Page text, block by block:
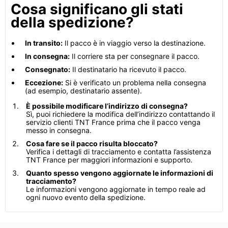
Cosa significano gli stati
della spedizione?
In transito: Il pacco è in viaggio verso la destinazione.
In consegna: Il corriere sta per consegnare il pacco.
Consegnato: Il destinatario ha ricevuto il pacco.
Eccezione: Si è verificato un problema nella consegna
(ad esempio, destinatario assente).
È possibile modificare l’indirizzo di consegna?
Sì, puoi richiedere la modifica dell’indirizzo contattando il
servizio clienti TNT France prima che il pacco venga
messo in consegna.
Cosa fare se il pacco risulta bloccato?
Verifica i dettagli di tracciamento e contatta l’assistenza
TNT France per maggiori informazioni e supporto.
Quanto spesso vengono aggiornate le informazioni di
tracciamento?
Le informazioni vengono aggiornate in tempo reale ad
ogni nuovo evento della spedizione.